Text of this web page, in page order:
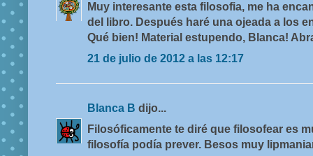
Muy interesante esta filosofia, me ha
del libro. Después haré una ojeada a los
Qué bien! Material estupendo, Blanca!
21 de julio de 2012 a las 12:17
Blanca B dijo...
Filosóficamente te diré que filosofear es
filosofía podía prever. Besos muy